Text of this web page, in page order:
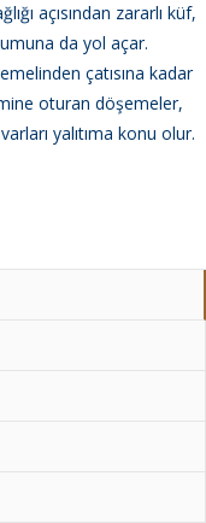
açısından zararlı küf,
da yol açar.
çatısına kadar
oturan döşemeler,
yalıtıma konu olur.